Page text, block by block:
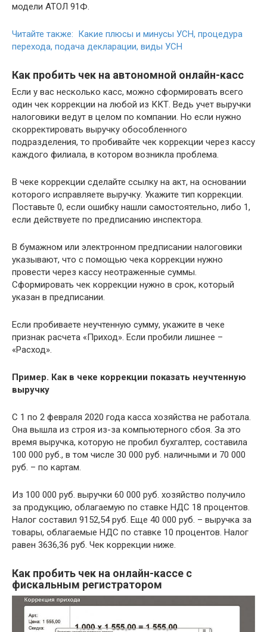
модели АТОЛ 91Ф.
Читайте также: Какие плюсы и минусы УСН, процедура
перехода, подача декларации, виды УСН
Как пробить чек на автономной онлайн-касс
Если у вас несколько касс, можно сформировать всего
один чек коррекции на любой из ККТ. Ведь учет выручки
налоговики ведут в целом по компании. Но если нужно
скорректировать выручку обособленного
подразделения, то пробивайте чек коррекции через кассу
каждого филиала, в котором возникла проблема.
В чеке коррекции сделайте ссылку на акт, на основании
которого исправляете выручку. Укажите тип коррекции.
Поставьте 0, если ошибку нашли самостоятельно, либо 1,
если действуете по предписанию инспектора.
В бумажном или электронном предписании налоговики
указывают, что с помощью чека коррекции нужно
провести через кассу неотраженные суммы.
Сформировать чек коррекции нужно в срок, который
указан в предписании.
Если пробиваете неучтенную сумму, укажите в чеке
признак расчета «Приход». Если пробили лишнее –
«Расход».
Пример. Как в чеке коррекции показать неучтенную
выручку
С 1 по 2 февраля 2020 года касса хозяйства не работала.
Она вышла из строя из-за компьютерного сбоя. За это
время выручка, которую не пробил бухгалтер, составила
100 000 руб., в том числе 30 000 руб. наличными и 70 000
руб. – по картам.
Из 100 000 руб. выручки 60 000 руб. хозяйство получило
за продукцию, облагаемую по ставке НДС 18 процентов.
Налог составил 9152,54 руб. Еще 40 000 руб. – выручка за
товары, облагаемые НДС по ставке 10 процентов. Налог
равен 3636,36 руб. Чек коррекции ниже.
Как пробить чек на онлайн-кассе с
фискальным регистратором